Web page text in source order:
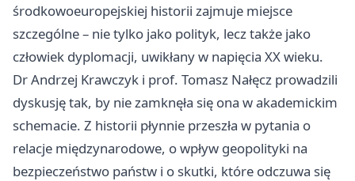
środkowoeuropejskiej historii zajmuje miejsce
szczególne – nie tylko jako polityk, lecz także jako
człowiek dyplomacji, uwikłany w napięcia XX wieku.
Dr Andrzej Krawczyk i prof. Tomasz Nałęcz prowadzili
dyskusję tak, by nie zamknęła się ona w akademickim
schemacie. Z historii płynnie przeszła w pytania o
relacje międzynarodowe, o wpływ geopolityki na
bezpieczeństwo państw i o skutki, które odczuwa się